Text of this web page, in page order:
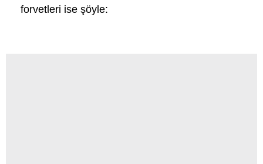
forvetleri ise şöyle: